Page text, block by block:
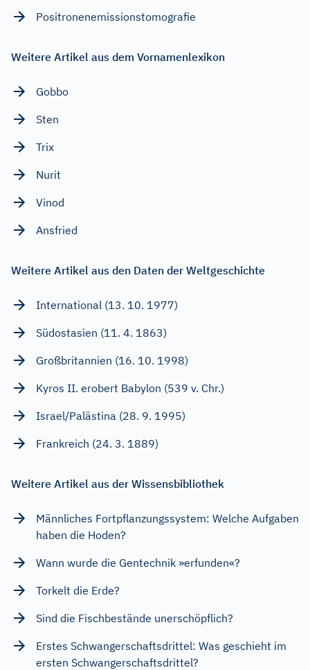
Positronenemissionstomografie
Weitere Artikel aus dem Vornamenlexikon
Gobbo
Sten
Trix
Nurit
Vinod
Ansfried
Weitere Artikel aus den Daten der Weltgeschichte
International (13. 10. 1977)
Südostasien (11. 4. 1863)
Großbritannien (16. 10. 1998)
Kyros II. erobert Babylon (539 v. Chr.)
Israel/Palästina (28. 9. 1995)
Frankreich (24. 3. 1889)
Weitere Artikel aus der Wissensbibliothek
Männliches Fortpflanzungssystem: Welche Aufgaben
haben die Hoden?
Wann wurde die Gentechnik »erfunden«?
Torkelt die Erde?
Sind die Fischbestände unerschöpflich?
Erstes Schwangerschaftsdrittel: Was geschieht im
ersten Schwangerschaftsdrittel?